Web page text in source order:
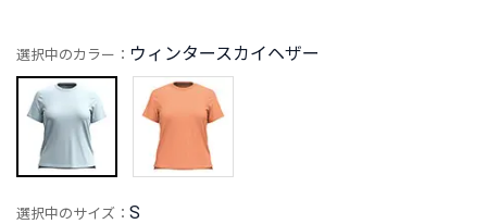
選択中のカラー： ウィンタースカイヘザー
選択中のサイズ： S